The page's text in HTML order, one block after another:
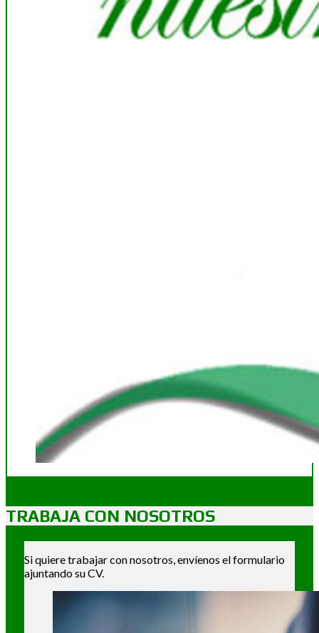
TRABAJA CON NOSOTROS
Si quiere trabajar con nosotros, envíenos el formulario
ajuntando su CV.